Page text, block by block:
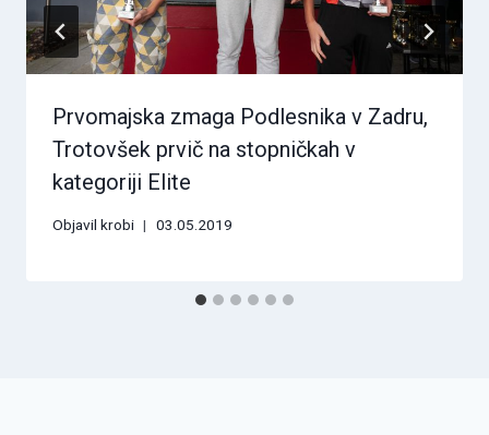
Prvomajska zmaga Podlesnika v Zadru,
Trotovšek prvič na stopničkah v
kategoriji Elite
Objavil krobi 03.05.2019